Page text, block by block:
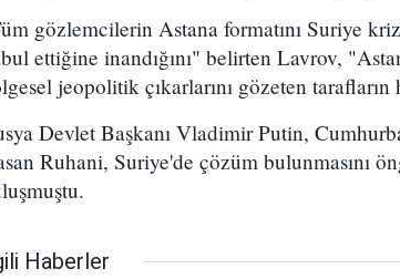
gözlemcilerin Astana formatını Suriye
ettiğine inandığını" belirten Lavrov,
jeopolitik çıkarlarını gözeten
Devlet Başkanı Vladimir Putin,
Ruhani, Suriye'de çözüm bulunmasını
Haberler